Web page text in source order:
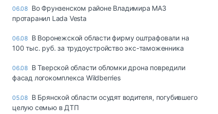
06.08 Во Фрунзенском районе Владимира МАЗ
протаранил Lada Vesta
06.08 В Воронежской области фирму оштрафовали на
100 тыс. руб. за трудоустройство экс-таможенника
06.08 В Тверской области обломки дрона повредили
фасад логокомплекса Wildberries
05.08 В Брянской области осудят водителя, погубившего
целую семью в ДТП